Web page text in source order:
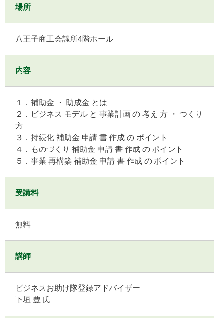
場所
八王子商工会議所4階ホール
内容
１．補助金 ・ 助成金 とは
２．ビジネス モデル と 事業計画 の 考え 方 ・ つくり
方
３．持続化 補助金 申請 書 作成 の ポイント
４．ものづくり 補助金 申請 書 作成 の ポイント
５．事業 再構築 補助金 申請 書 作成 の ポイント
受講料
無料
講師
ビジネスお助け隊登録アドバイザー
下垣 豊 氏